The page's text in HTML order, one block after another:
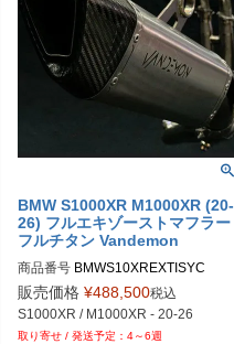
BMW S1000XR M1000XR (20-
26) フルエキゾーストマフラー
フルチタン Vandemon
商品番号 BMWS10XREXTISYC
販売価格 ¥488,500税込
S1000XR / M1000XR - 20-26
4～6週